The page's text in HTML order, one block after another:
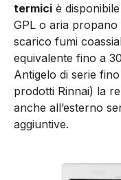
termici è
GPL o aria propano
scarico fumi
equivalente fino a
Antigelo di serie
prodotti Rinnai) la
anche all’esterno
aggiuntive.